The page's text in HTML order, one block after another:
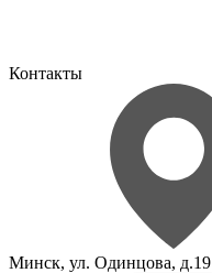
Контакты
Минск, ул. Одинцова, д.19